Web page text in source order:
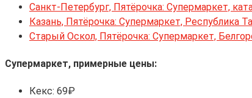
Санкт-Петербург, Пятёрочка: Супермаркет,
Казань, Пятёрочка: Супермаркет, Республика
Старый Оскол, Пятёрочка: Супермаркет,
Супермаркет, примерные цены:
Кекс: 69₽